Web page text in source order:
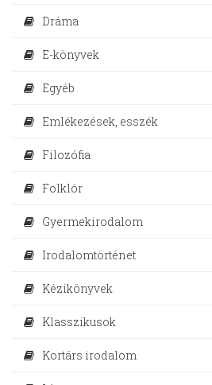
Dráma
E-könyvek
Egyéb
Emlékezések, esszék
Filozófia
Folklór
Gyermekirodalom
Irodalomtörténet
Kézikönyvek
Klasszikusok
Kortárs irodalom